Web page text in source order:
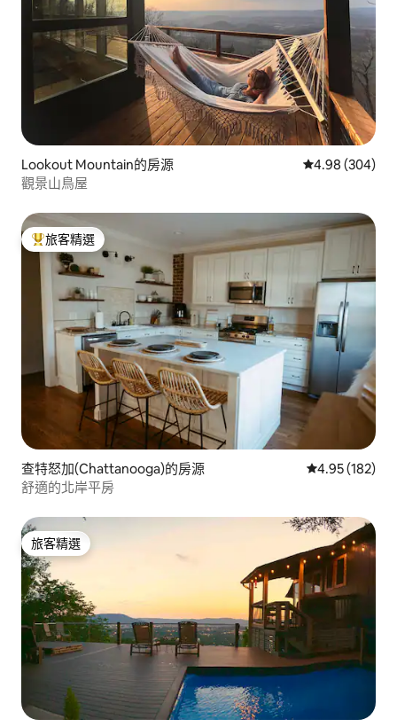
Lookout Mountain的房源 從 304 則評價
4.98 (304)
觀景山鳥屋
旅客精選榜首
旅客精選
查特怒加(Chattanooga)的房源 從 182 則評價
4.95 (182)
舒適的北岸平房
旅客精選
旅客精選